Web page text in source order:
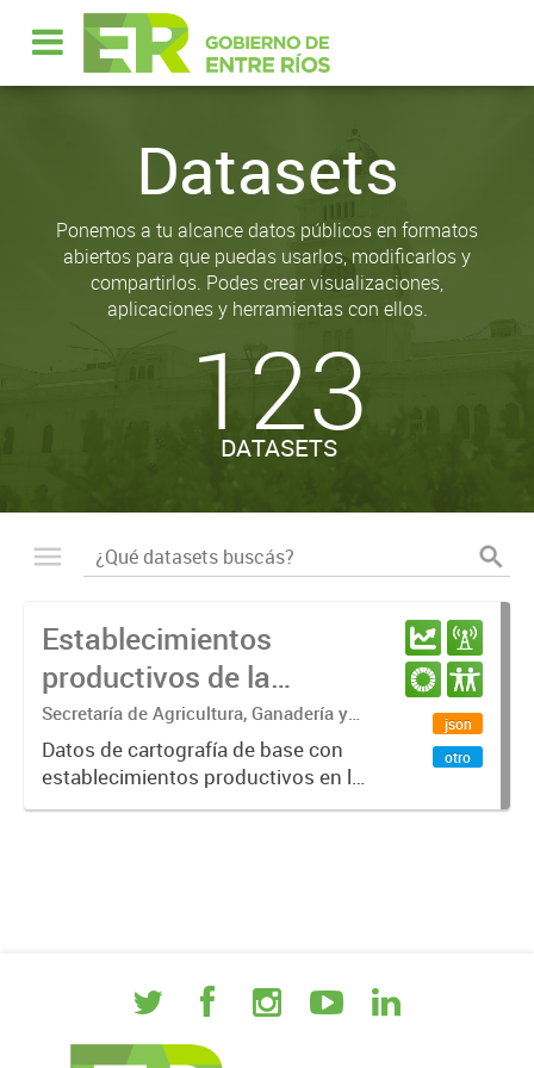
Datasets
Ponemos a tu alcance datos públicos en formatos
abiertos para que puedas usarlos, modificarlos y
compartirlos. Podes crear visualizaciones,
aplicaciones y herramientas con ellos.
123
DATASETS
Establecimientos
productivos de la
provincia de Entre Ríos
Secretaría de Agricultura, Ganadería y
Pesca. Ministerio de Desarrollo
Económico
Datos de cartografía de base con
establecimientos productivos en la
provincia de Entre Ríos.
json
otro